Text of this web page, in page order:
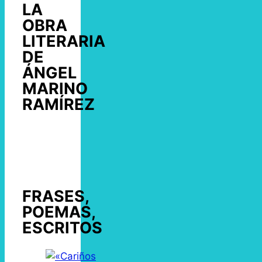
LA
OBRA
LITERARIA
DE
ÁNGEL
MARINO
RAMÍREZ
FRASES,
POEMAS,
ESCRITOS